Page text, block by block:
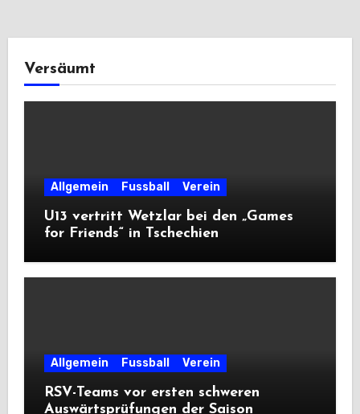
Versäumt
Allgemein Fussball Verein
U13 vertritt Wetzlar bei den „Games
for Friends“ in Tschechien
Allgemein Fussball Verein
RSV-Teams vor ersten schweren
Auswärtsprüfungen der Saison